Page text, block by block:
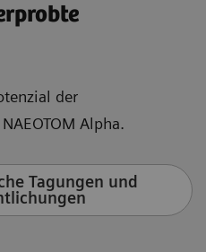
der
Alpha.
Tagungen und